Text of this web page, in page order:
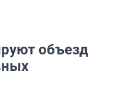
объезд